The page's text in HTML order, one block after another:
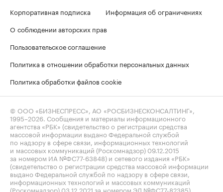
Корпоративная подписка
Информация об ограничениях
О соблюдении авторских прав
Пользовательское соглашение
Политика в отношении обработки персональных данных
Политика обработки файлов cookie
© ООО «БИЗНЕСПРЕСС», АО «РОСБИЗНЕСКОНСАЛТИНГ»,
1995–2026. Сообщения и материалы информационного
агентства «РБК» (свидетельство о регистрации средства
массовой информации выдано Федеральной службой
по надзору в сфере связи, информационных технологий
и массовых коммуникаций (Роскомнадзор) 09.12.2015
за номером ИА №ФС77-63848) и сетевого издания «РБК»
(свидетельство о регистрации средства массовой информации
выдано Федеральной службой по надзору в сфере связи,
информационных технологий и массовых коммуникаций
(Роскомнадзор) 03.12.2021 за номером ЭЛ №ФС77-82385)